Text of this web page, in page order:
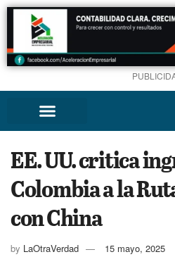
EE. UU. critica
Colombia a la
con China
by LaOtraVerdad 15 mayo, 2025